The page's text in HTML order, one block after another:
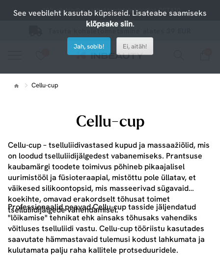
-10% allahindlus valitud toodetele koodiga OSTA10
Tasuta kohaletoimetamine alates 39 EUR
Cellu-cup
Cellu-cup
Cellu-cup – tselluliidivastased kupud ja massaažiõlid, mis
on loodud tselluliidijälgedest vabanemiseks. Prantsuse
kaubamärgi toodete toimivus põhineb pikaajalisel
uurimistööl ja füsioteraapial, mistõttu pole üllatav, et
väikesed silikoontopsid, mis masseerivad sügavaid
koekihte, omavad erakordselt tõhusat toimet
tselluliidijälgede vähendamisel.
Professionaalid peavad Cellu-cup tasside jäljendatud
"lõikamise" tehnikat ehk ainsaks tõhusaks vahendiks
võitluses tselluliidi vastu. Cellu-cup tööriistu kasutades
saavutate hämmastavaid tulemusi kodust lahkumata ja
kulutamata palju raha kallitele protseduuridele.
See veebileht kasutab küpsiseid. Lisateabe saamiseks
klõpsake siin.
Jah, sobib! Ei, aitäh!